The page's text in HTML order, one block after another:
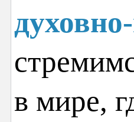
в мире,